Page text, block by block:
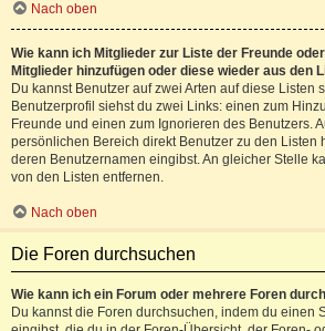
Nach oben
Wie kann ich Mitglieder zur Liste der Freunde
Mitglieder hinzufügen oder diese wieder aus den
Du kannst Benutzer auf zwei Arten auf diese Listen
Benutzerprofil siehst du zwei Links: einen zum
Freunde und einen zum Ignorieren des Benutzers.
persönlichen Bereich direkt Benutzer zu den Listen
deren Benutzernamen eingibst. An gleicher Stelle
von den Listen entfernen.
Nach oben
Die Foren durchsuchen
Wie kann ich ein Forum oder mehrere Foren
Du kannst die Foren durchsuchen, indem du einen